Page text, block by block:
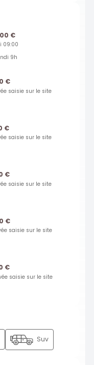
€
09:00
9h
€
saisie sur le site
€
saisie sur le site
€
saisie sur le site
€
saisie sur le site
€
saisie sur le site
Suv